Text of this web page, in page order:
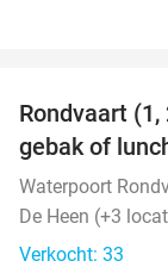
Rondvaart
gebak of
Waterpoort
De Heen (+3
Verkocht: 33